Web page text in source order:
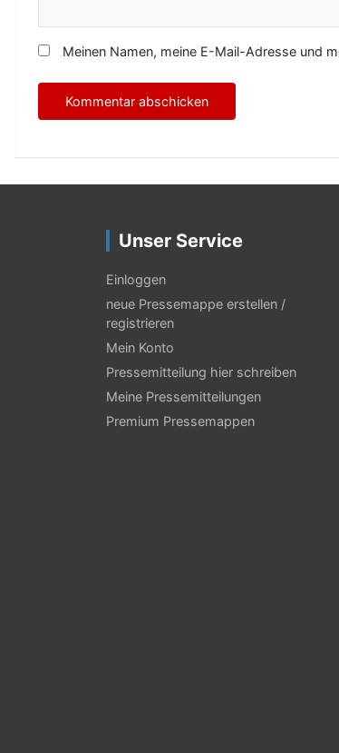
Meinen Namen, meine E-Mail-Adresse und
Unser Service
Einloggen
neue Pressemappe erstellen /
registrieren
Mein Konto
Pressemitteilung hier schreiben
Meine Pressemitteilungen
Premium Pressemappen